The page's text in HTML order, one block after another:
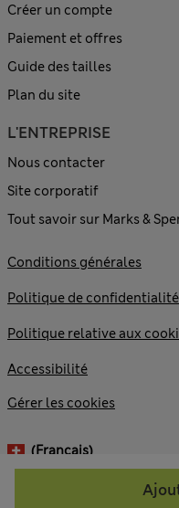
Créer un compte
Paiement et offres
Guide des tailles
Plan du site
L'ENTREPRISE
Nous contacter
Site corporatif
Tout savoir sur Marks &
© 2026
Conditions générales
Politique de confidentialité
Politique relative aux
Accessibilité
Gérer les cookies
(français)